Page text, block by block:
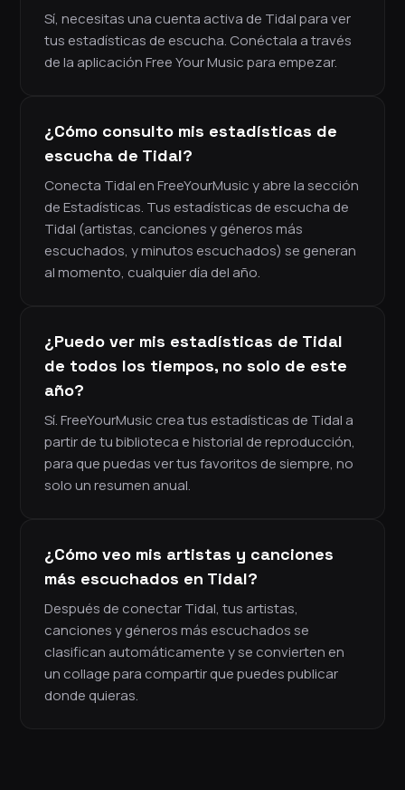
Sí, necesitas una cuenta activa de Tidal para ver
tus estadísticas de escucha. Conéctala a través
de la aplicación Free Your Music para empezar.
¿Cómo consulto mis estadísticas de
escucha de Tidal?
Conecta Tidal en FreeYourMusic y abre la sección
de Estadísticas. Tus estadísticas de escucha de
Tidal (artistas, canciones y géneros más
escuchados, y minutos escuchados) se generan
al momento, cualquier día del año.
¿Puedo ver mis estadísticas de Tidal
de todos los tiempos, no solo de este
año?
Sí. FreeYourMusic crea tus estadísticas de Tidal a
partir de tu biblioteca e historial de reproducción,
para que puedas ver tus favoritos de siempre, no
solo un resumen anual.
¿Cómo veo mis artistas y canciones
más escuchados en Tidal?
Después de conectar Tidal, tus artistas,
canciones y géneros más escuchados se
clasifican automáticamente y se convierten en
un collage para compartir que puedes publicar
donde quieras.